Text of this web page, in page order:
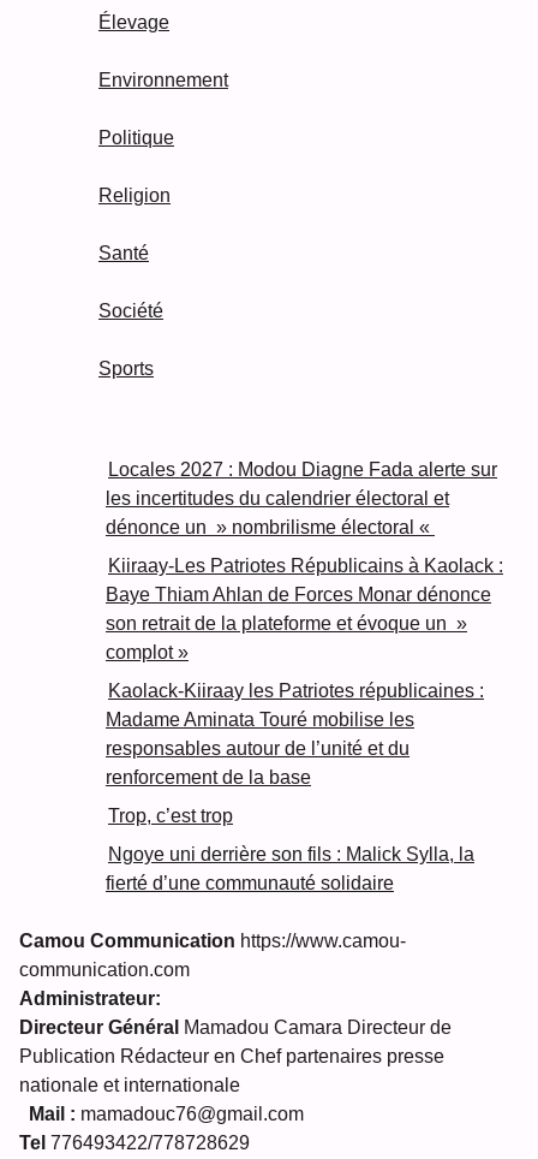
Élevage
Environnement
Politique
Religion
Santé
Société
Sports
Locales 2027 : Modou Diagne Fada alerte sur
les incertitudes du calendrier électoral et
dénonce un » nombrilisme électoral «
Kiiraay-Les Patriotes Républicains à Kaolack :
Baye Thiam Ahlan de Forces Monar dénonce
son retrait de la plateforme et évoque un »
complot »
Kaolack-Kiiraay les Patriotes républicaines :
Madame Aminata Touré mobilise les
responsables autour de l’unité et du
renforcement de la base
Trop, c’est trop
Ngoye uni derrière son fils : Malick Sylla, la
fierté d’une communauté solidaire
Camou Communication https://www.camou-
communication.com
Administrateur:
Directeur Général Mamadou Camara Directeur de
Publication Rédacteur en Chef partenaires presse
nationale et internationale
Mail : mamadouc76@gmail.com
Tel 776493422/778728629